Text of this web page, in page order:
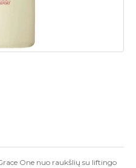
One nuo raukšlių su liftingo